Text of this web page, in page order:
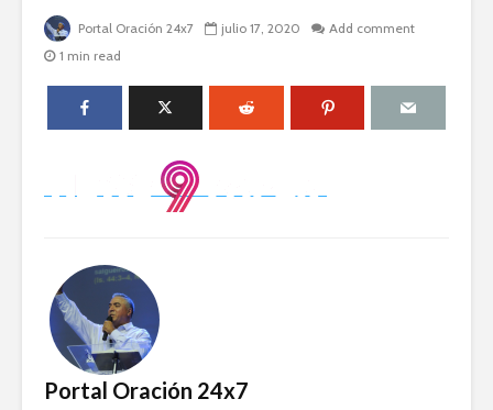
Portal Oración 24x7 julio 17, 2020
Add comment
1 min read
Portal Oración 24x7